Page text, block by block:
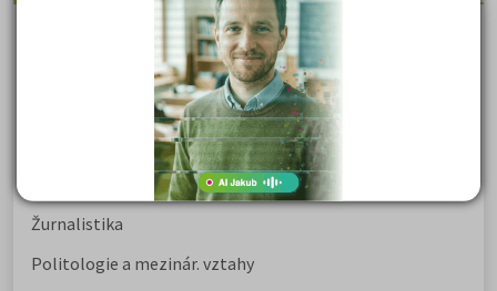
Lékařské fakulty, farmacie
Společenské a human. vědy
Ekonomické fakulty
Žurnalistika
Politologie a mezinár. vztahy